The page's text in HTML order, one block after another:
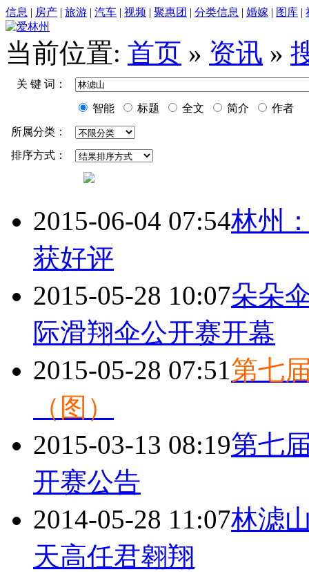
信息 | 房产 | 旅游 | 汽车 | 视频 | 聚惠团 | 分类信息 | 婚嫁 | 图库 |
当前位置: 首页 » 资讯 »
关 键 词：
智能 标题 全文 简介
作者
所属分类：
排序方式：
2015-06-04 07:54林州
获好评
2015-05-28 10:07朵朵
际滑翔伞公开赛开幕
2015-05-28 07:51第七
（图）
2015-03-13 08:19第七
开赛公告
2014-05-28 11:07林滤
天高任君翱翔